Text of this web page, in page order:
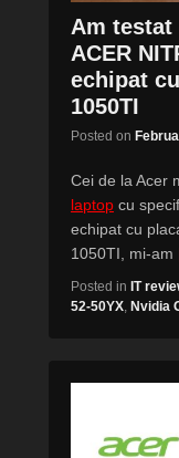
Am testat
ACER
echipat
1050TI
Posted on
Cei de la Acer
laptop cu
echipat cu
1050TI, mi-am
Posted in IT
52-50YX Nvidia